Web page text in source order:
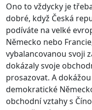
Ono to vždycky je
dobré, když Česká
podíváte na velké
Německo nebo
vybalancovanou svoji
dokázaly svoje
prosazovat. A
demokratické
obchodní vztahy s